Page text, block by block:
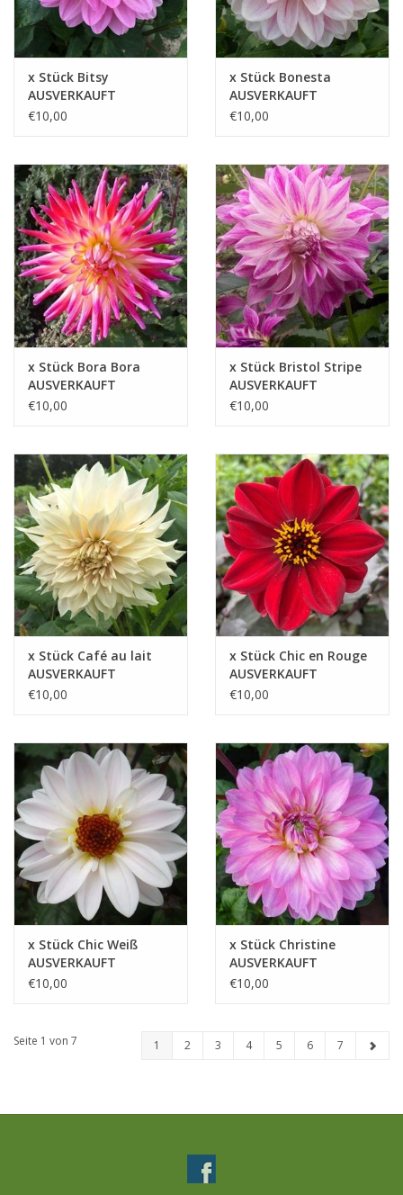
x Stück Bitsy
AUSVERKAUFT
€10,00
x Stück Bonesta
AUSVERKAUFT
€10,00
x Stück Bora Bora
AUSVERKAUFT
€10,00
x Stück Bristol Stripe
AUSVERKAUFT
€10,00
x Stück Café au lait
AUSVERKAUFT
€10,00
x Stück Chic en Rouge
AUSVERKAUFT
€10,00
x Stück Chic Weiß
AUSVERKAUFT
€10,00
x Stück Christine
AUSVERKAUFT
€10,00
Seite 1 von 7 1 2 3 4 5 6 7